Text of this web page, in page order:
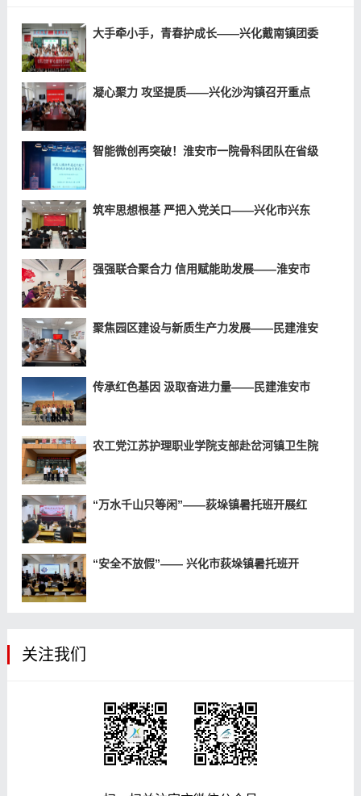
大手牵小手，青春护成长——兴化戴南镇团委
凝心聚力 攻坚提质——兴化沙沟镇召开重点
智能微创再突破！淮安市一院骨科团队在省级
筑牢思想根基 严把入党关口——兴化市兴东
强强联合聚合力 信用赋能助发展——淮安市
聚焦园区建设与新质生产力发展——民建淮安
传承红色基因 汲取奋进力量——民建淮安市
农工党江苏护理职业学院支部赴岔河镇卫生院
“万水千山只等闲”——荻垛镇暑托班开展红
“安全不放假”—— 兴化市荻垛镇暑托班开
关注我们